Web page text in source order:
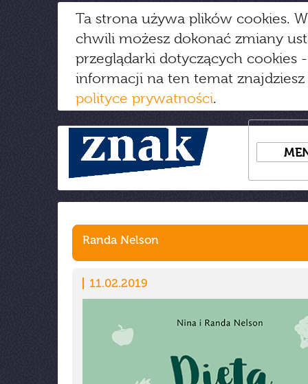
Ta strona używa plików cookies.
chwili możesz dokonać zmiany
przeglądarki dotyczących cookies
informacji na ten temat
polityce prywatności.
Randa Nelson
11.02.2019